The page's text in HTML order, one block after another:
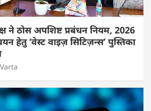
ने ठोस अपशिष्ट प्रबंधन नियम, 2026
हेतु ‘वेस्ट वाइज़ सिटिज़न्स’ पुस्तिका